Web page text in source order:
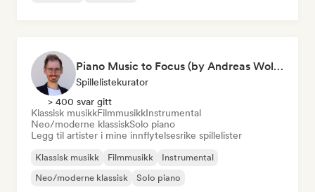
Piano Music to Focus (by Andreas Wolff)
Spillelistekurator
> 400 svar gitt
Klassisk musikkFilmmusikkInstrumental
Neo/moderne klassiskSolo piano
Legg til artister i mine innflytelsesrike spillelister
Klassisk musikk Filmmusikk
Instrumental
Neo/moderne klassisk
Solo piano